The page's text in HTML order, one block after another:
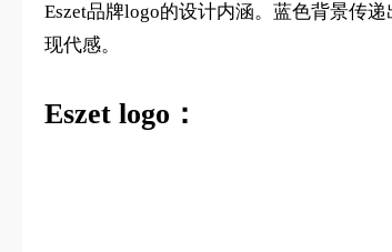
Eszet品牌logo的设计内涵。蓝色背景传
现代感。
Eszet logo：